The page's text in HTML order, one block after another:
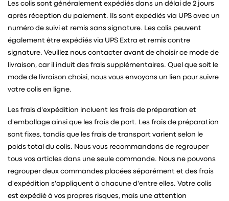
Les colis sont généralement expédiés dans un délai de 2 jours
après réception du paiement. Ils sont expédiés via UPS avec un
numéro de suivi et remis sans signature. Les colis peuvent
également être expédiés via UPS Extra et remis contre
signature. Veuillez nous contacter avant de choisir ce mode de
livraison, car il induit des frais supplémentaires. Quel que soit le
mode de livraison choisi, nous vous envoyons un lien pour suivre
votre colis en ligne.
Les frais d'expédition incluent les frais de préparation et
d'emballage ainsi que les frais de port. Les frais de préparation
sont fixes, tandis que les frais de transport varient selon le
poids total du colis. Nous vous recommandons de regrouper
tous vos articles dans une seule commande. Nous ne pouvons
regrouper deux commandes placées séparément et des frais
d'expédition s'appliquent à chacune d'entre elles. Votre colis
est expédié à vos propres risques, mais une attention